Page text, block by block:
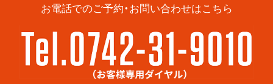
お電話でのご予約・お問い合わせはこちら